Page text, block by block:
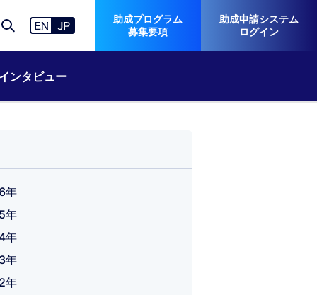
助成プログラム
募集要項
助成申請システム
ログイン
ンタビュー
年
年
年
年
年